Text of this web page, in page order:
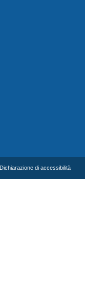
Dichiarazione di accessibilità